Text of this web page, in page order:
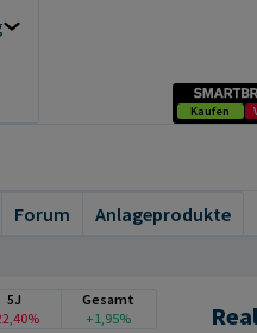
Realtime
Kaufen
Forum Anlageprodukte
5J
Gesamt
+1,95%